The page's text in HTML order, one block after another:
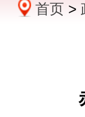
办事服务
首页 >